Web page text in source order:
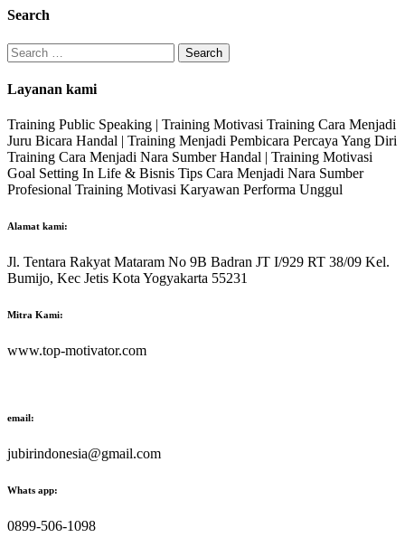
Search
Search
for:
Layanan kami
Training Public Speaking | Training Motivasi Training Cara Menjadi
Juru Bicara Handal | Training Menjadi Pembicara Percaya Yang Diri
Training Cara Menjadi Nara Sumber Handal | Training Motivasi
Goal Setting In Life & Bisnis Tips Cara Menjadi Nara Sumber
Profesional Training Motivasi Karyawan Performa Unggul
Alamat kami:
Jl. Tentara Rakyat Mataram No 9B Badran JT I/929 RT 38/09 Kel.
Bumijo, Kec Jetis Kota Yogyakarta 55231
Mitra Kami:
www.top-motivator.com
email:
jubirindonesia@gmail.com
Whats app:
0899-506-1098